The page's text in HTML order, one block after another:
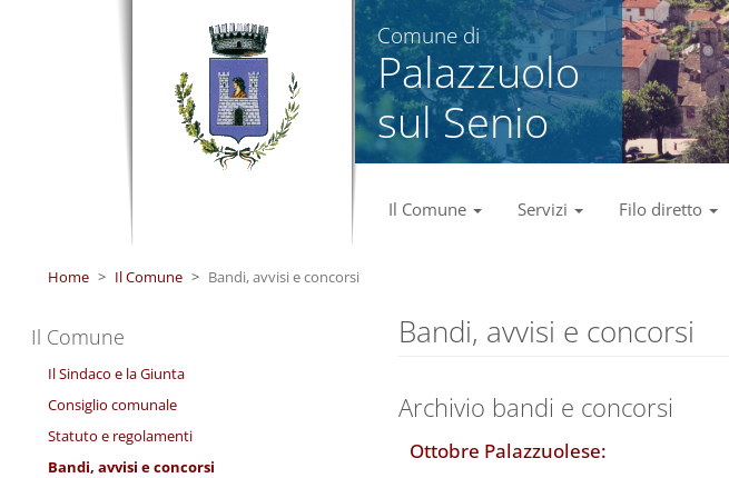
Comune di
Palazzuolo
sul Senio
Il Comune Servizi Filo diretto
Home Il Comune Bandi, avvisi e concorsi
Bandi, avvisi e concorsi
Archivio bandi e concorsi
Ottobre Palazzuolese:
Il Comune
Il Sindaco e la Giunta
Consiglio comunale
Statuto e regolamenti
Bandi, avvisi e concorsi